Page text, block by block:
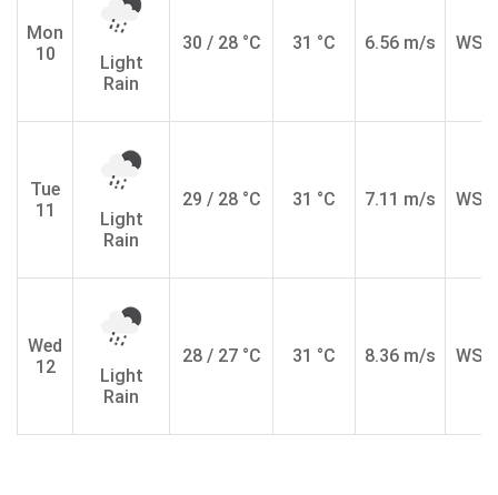
Mon
10
Light
Rain
30 / 28 °C 31 °C 6.56 m/s WSW
Tue
11
Light
Rain
29 / 28 °C 31 °C 7.11 m/s WSW
Wed
12
Light
Rain
28 / 27 °C 31 °C 8.36 m/s WSW